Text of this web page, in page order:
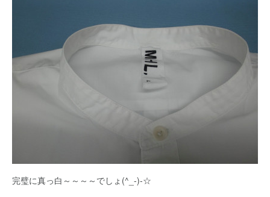
完璧に真っ白～～～～でしょ(^_-)-☆